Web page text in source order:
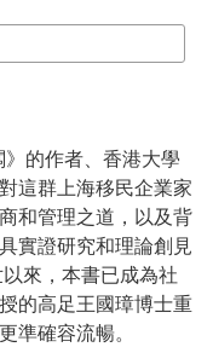
的作者、香港大學
這群上海移民企業家
和管理之道，以及背
實證研究和理論創見
來，本書已成為社
的高足王國璋博士重
準確容流暢。